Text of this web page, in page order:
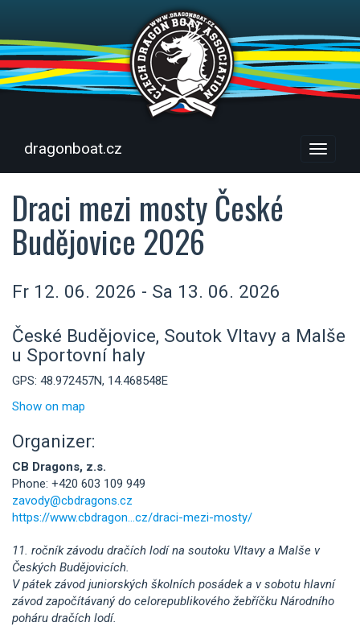
Menu
dragonboat.cz
Draci mezi mosty České
Budějovice 2026
Fr 12. 06. 2026 - Sa 13. 06. 2026
České Budějovice, Soutok Vltavy a Malše
u Sportovní haly
GPS: 48.972457N, 14.468548E
Show on map
Organizer:
CB Dragons, z.s.
Phone: +420 603 109 949
zavody@cbdragons.cz
https://www.cbdragon...cz/draci-mezi-mosty/
11. ročník závodu dračích lodí na soutoku Vltavy a Malše v
Českých Budějovicích.
V pátek závod juniorských školních posádek a v sobotu hlavní
závod započítávaný do celorepublikového žebříčku Národního
poháru dračích lodí.